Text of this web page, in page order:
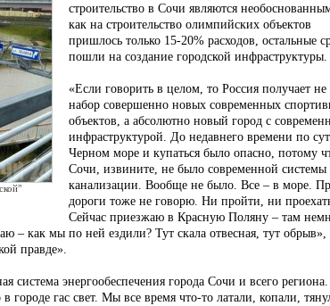
строительство в Сочи являются
как на строительство олимпийских объектов
пришлось только 15-20% расходов, остальные
пошли на создание городской инфраструктуры.
«Если говорить в целом, то Россия получает не
набор совершенно новых современных
объектов, а абсолютно новый город с
инфраструктурой. До недавнего времени по
Черном море и купаться было опасно, потому
Сочи, извините, не было современной системы
канализации. Вообще не было. Все – в море.
дороги тоже не говорю. Ни пройти, ни
Сейчас приезжаю в Красную Поляну – там
– как мы по ней ездили? Тут скала отвесная, тут обрыв»,
правде».
система энергообеспечения города Сочи и всего
городе гас свет. Мы все время что-то латали, копали,